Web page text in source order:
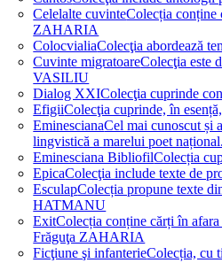
Celelalte cuvinteColecția
ZAHARIA
ColocvialiaColecţia abordează
Cuvinte migratoareColecţia este
VASILIU
Dialog XXIColecţia cuprinde
EfigiiColecţia cuprinde, în
EminescianaCel mai cunoscut și
lingvistică a marelui poet
Eminesciana BibliofilColecția
EpicaColecţia include texte de
EsculapColecția propune texte
HATMANU
ExitColecția conține cărți în
Frăguţa ZAHARIA
Ficţiune şi infanterieColecția, cu